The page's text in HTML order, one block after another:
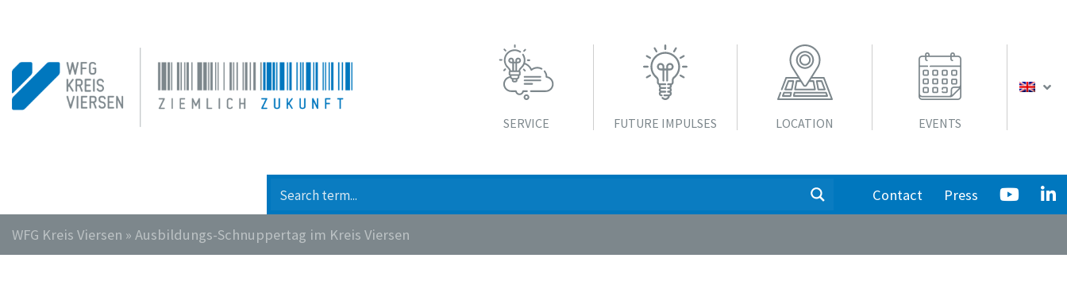
SERVICE FUTURE IMPULSES LOCATION EVENTS
Contact Press
WFG Kreis Viersen » Ausbildungs-Schnuppertag im Kreis Viersen